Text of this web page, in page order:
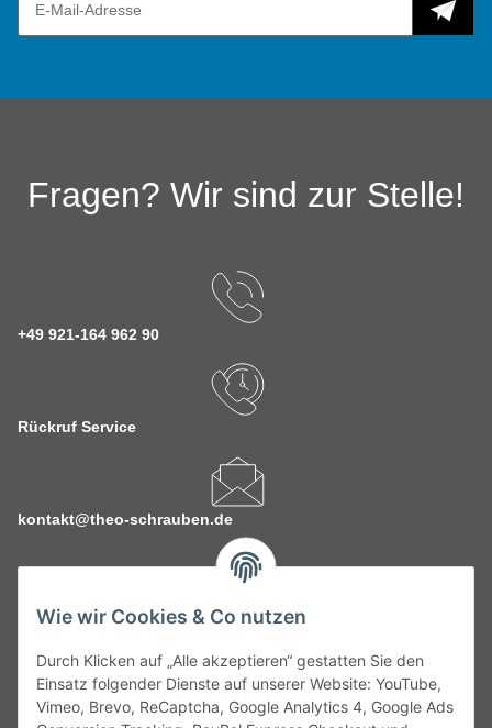
Wie wir Cookies & Co nutzen
Durch Klicken auf „Alle akzeptieren“ gestatten Sie den
Einsatz folgender Dienste auf unserer Website: YouTube,
Vimeo, Brevo, ReCaptcha, Google Analytics 4, Google Ads
Fragen? Wir sind zur Stelle!
+49 921-164 962 90
Rückruf Service
kontakt@theo-schrauben.de
Service